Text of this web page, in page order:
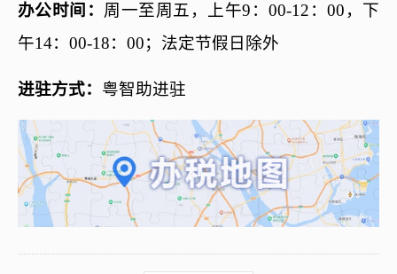
办公时间： 周一至周五，上午9：00-12：00，下
午14：00-18：00；法定节假日除外
进驻方式： 粤智助进驻